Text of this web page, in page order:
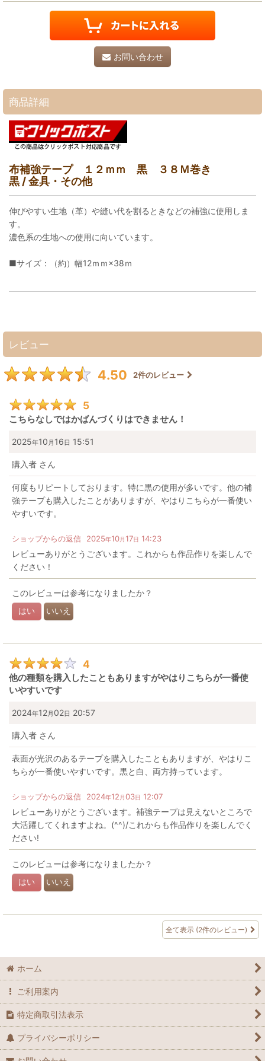
お問い合わせ
商品詳細
布補強テープ １２ｍｍ 黒 ３８Ｍ巻き
黒 / 金具・その他
伸びやすい生地（革）や縫い代を割るときなどの補強に使用しま
す。
濃色系の生地への使用に向いています。
■サイズ：（約）幅12ｍｍ×38ｍ
レビュー
4.50 2件のレビュー
5
こちらなしではかばんづくりはできません！
2025年10 月 16 日 15:51
購入者 さん
何度もリピートしております。特に黒の使用が多いです。他の補
強テープも購入したことがありますが、やはりこちらが一番使い
やすいです。
ショップからの返信 2025年10月17日 14:23
レビューありがとうございます。これからも作品作りを楽しんで
ください！
このレビューは参考になりましたか？
はい いいえ
4
他の種類を購入したこともありますがやはりこちらが一番使
いやすいです
2024年12月 02日 20:57
購入者 さん
表面が光沢のあるテープを購入したこともありますが、やはりこ
ちらが一番使いやすいです。黒と白、両方持っています。
ショップからの返信 2024年12 月03日 12:07
レビューありがとうございます。補強テープは見えないところで
大活躍してくれますよね。(^^)/これからも作品作りを楽しんでく
ださい!
このレビューは参考になりましたか？
はい いいえ
全て表示 (2件のレビュー)
ホーム
ご利用案内
特定商取引法表示
プライバシーポリシー